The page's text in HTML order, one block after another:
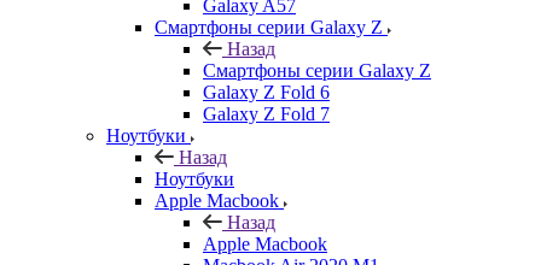
Galaxy A57
Смартфоны серии Galaxy Z
Назад
Смартфоны серии Galaxy Z
Galaxy Z Fold 6
Galaxy Z Fold 7
Ноутбуки
Назад
Ноутбуки
Apple Macbook
Назад
Apple Macbook